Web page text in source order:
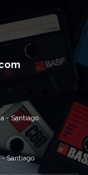
- Santiago
- Santiago